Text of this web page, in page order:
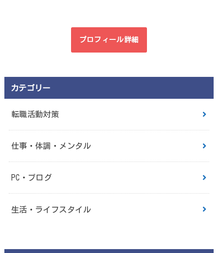
プロフィール詳細
カテゴリー
転職活動対策
仕事・体調・メンタル
PC・ブログ
生活・ライフスタイル